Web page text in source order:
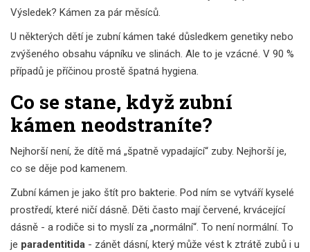
Výsledek? Kámen za pár měsíců.
U některých dětí je zubní kámen také důsledkem genetiky nebo
zvýšeného obsahu vápníku ve slinách. Ale to je vzácné. V 90 %
případů je příčinou prostě špatná hygiena.
Co se stane, když zubní
kámen neodstraníte?
Nejhorší není, že dítě má „špatně vypadající“ zuby. Nejhorší je,
co se děje pod kamenem.
Zubní kámen je jako štít pro bakterie. Pod ním se vytváří kyselé
prostředí, které ničí dásně. Děti často mají červené, krvácející
dásně - a rodiče si to myslí za „normální“. To není normální. To
je paradentitida - zánět dásní, který může vést k ztrátě zubů i u